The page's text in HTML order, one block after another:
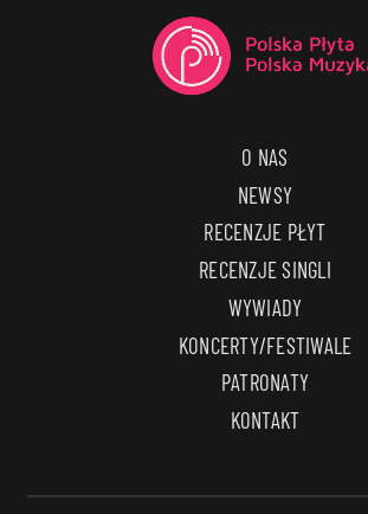
O NAS
NEWSY
RECENZJE PŁYT
RECENZJE SINGLI
WYWIADY
KONCERTY/FESTIWALE
PATRONATY
KONTAKT